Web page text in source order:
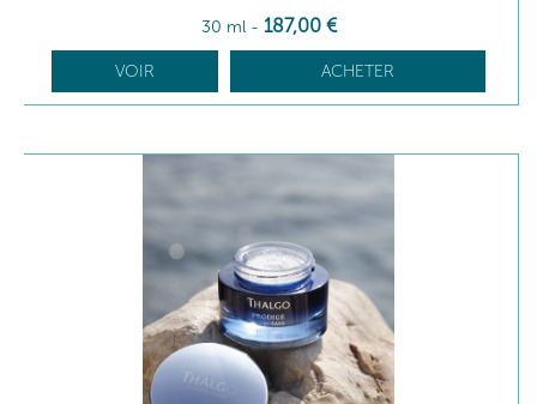
30 ml - 187,00 €
VOIR ACHETER